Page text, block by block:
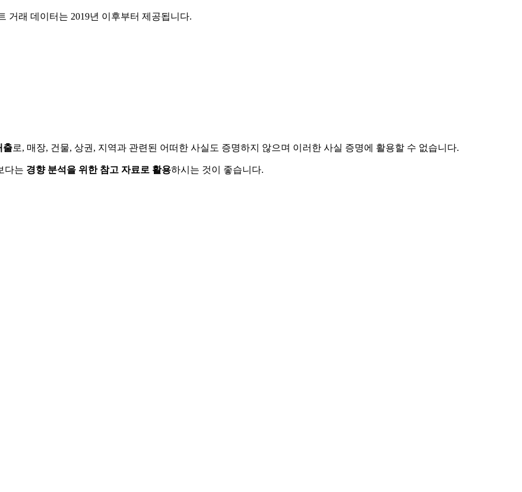
거래 데이터는 2019년 이후부터 제공됩니다.
출로, 매장, 건물, 상권, 지역과 관련된 어떠한 사실도 증명하지 않으며 이러한 사실 증명에 활용할 수 없습니다.
다는 경향 분석을 위한 참고 자료로 활용하시는 것이 좋습니다.